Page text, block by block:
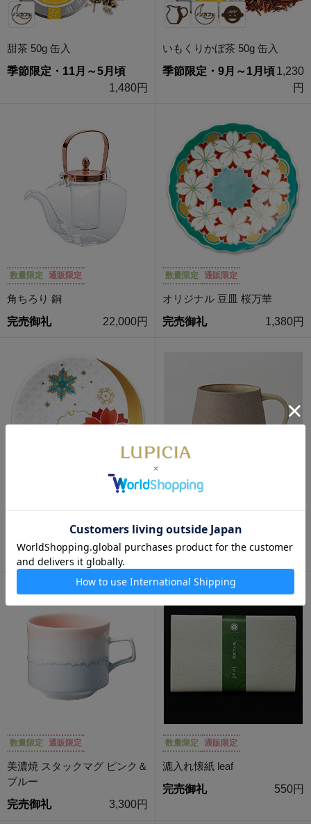
甜茶 50g 缶入
季節限定・11月～5月頃
1,480円
いもくりかぼ茶 50g 缶入
季節限定・9月～1月頃1,230
円
数量限定 通販限定
角ちろり 銅
完売御礼
22,000円
数量限定 通販限定
オリジナル 豆皿 桜万華
完売御礼
1,380円
数量限定 通販限定
オリジナル 豆皿 雪月花 桜
完売御礼
1,380円
数量限定 通販限定
アメリマグ 黄
完売御礼
数量限定 通販限定
美濃焼 スタックマグ ピンク＆
ブルー
完売御礼
3,300円
数量限定 通販限定
漉入れ懐紙 leaf
完売御礼
550円